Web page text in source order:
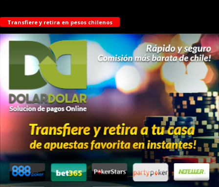
Transfiere y retira en pesos chilenos